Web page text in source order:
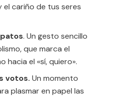
el cariño de tus seres
. Un gesto sencillo
que marca el
hacia el «sí, quiero».
votos. Un momento
plasmar en papel las